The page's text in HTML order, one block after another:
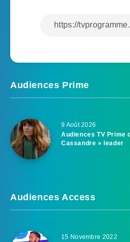
Audiences Prime
9 Août 2026
Audiences TV Prime
Cassandre » leader
Audiences Access
15 Novembre 2022